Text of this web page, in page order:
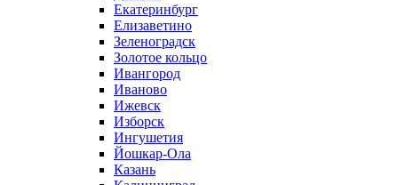
Екатеринбург
Елизаветино
Зеленоградск
Золотое кольцо
Ивангород
Иваново
Ижевск
Изборск
Ингушетия
Йошкар-Ола
Казань